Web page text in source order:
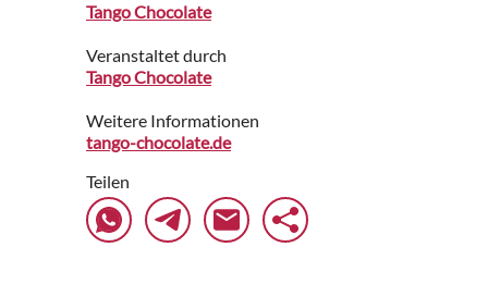
Tango Chocolate
Veranstaltet durch
Tango Chocolate
Weitere Informationen
tango-chocolate.de
Teilen